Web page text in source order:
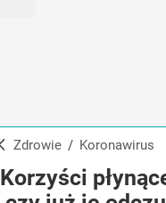
Zdrowie / Koronawirus
Korzyści